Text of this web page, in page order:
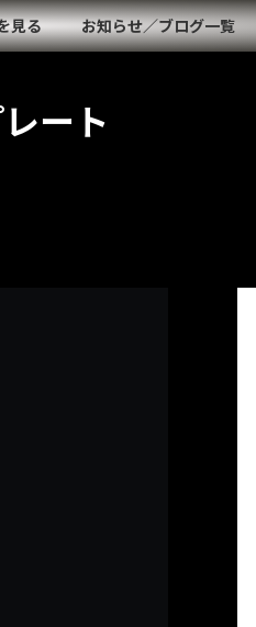
見る お知らせ／ブログ一覧
ート